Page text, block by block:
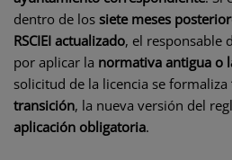
dentro de los siete meses
RSCIEI actualizado, el responsable
por aplicar la normativa antigua o
solicitud de la licencia se formaliza
transición, la nueva versión del
aplicación obligatoria.